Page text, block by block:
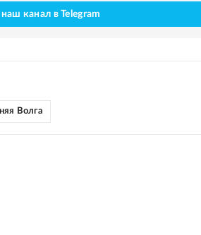
канал в Telegram
Волга